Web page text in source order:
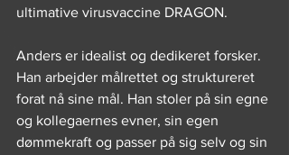
ultimative virusvaccine DRAGON.
Anders er idealist og dedikeret forsker.
Han arbejder målrettet og struktureret
forat nå sine mål. Han stoler på sin egne
og kollegaernes evner, sin egen
dømmekraft og passer på sig selv og sin